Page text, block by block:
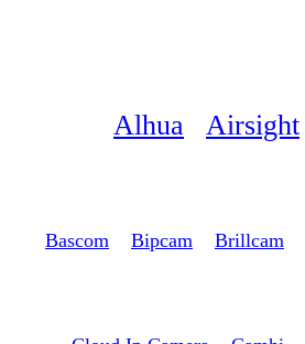
Airsight
Alhua
Brillcam
Bipcam
Bascom